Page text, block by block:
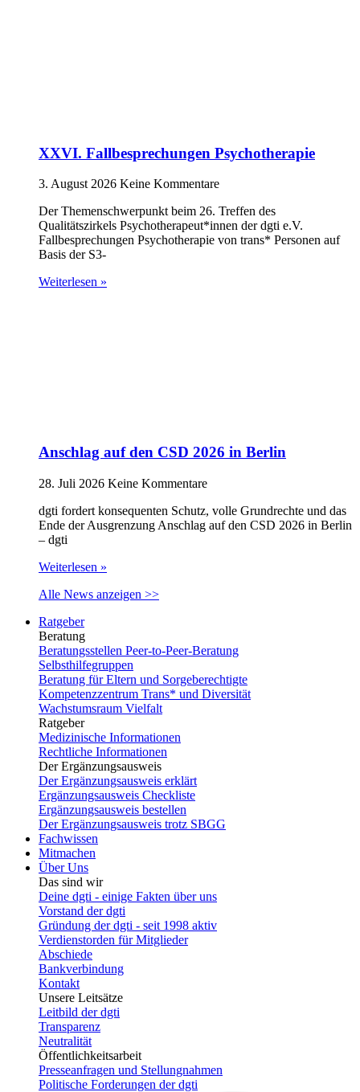
XXVI. Fallbesprechungen Psychotherapie
3. August 2026 Keine Kommentare
Der Themenschwerpunkt beim 26. Treffen des
Qualitätszirkels Psychotherapeut*innen der dgti e.V.
Fallbesprechungen Psychotherapie von trans* Personen auf
Basis der S3-
Weiterlesen »
Anschlag auf den CSD 2026 in Berlin
28. Juli 2026 Keine Kommentare
dgti fordert konsequenten Schutz, volle Grundrechte und das
Ende der Ausgrenzung Anschlag auf den CSD 2026 in Berlin
– dgti
Weiterlesen »
Alle News anzeigen >>
Ratgeber
Beratung
Beratungsstellen Peer-to-Peer-Beratung
Selbsthilfegruppen
Beratung für Eltern und Sorgeberechtigte
Kompetenzzentrum Trans* und Diversität
Wachstumsraum Vielfalt
Ratgeber
Medizinische Informationen
Rechtliche Informationen
Der Ergänzungsausweis
Der Ergänzungsausweis erklärt
Ergänzungsausweis Checkliste
Ergänzungsausweis bestellen
Der Ergänzungsausweis trotz SBGG
Fachwissen
Mitmachen
Über Uns
Das sind wir
Deine dgti - einige Fakten über uns
Vorstand der dgti
Gründung der dgti - seit 1998 aktiv
Verdienstorden für Mitglieder
Abschiede
Bankverbindung
Kontakt
Unsere Leitsätze
Leitbild der dgti
Transparenz
Neutralität
Öffentlichkeitsarbeit
Presseanfragen und Stellungnahmen
Politische Forderungen der dgti